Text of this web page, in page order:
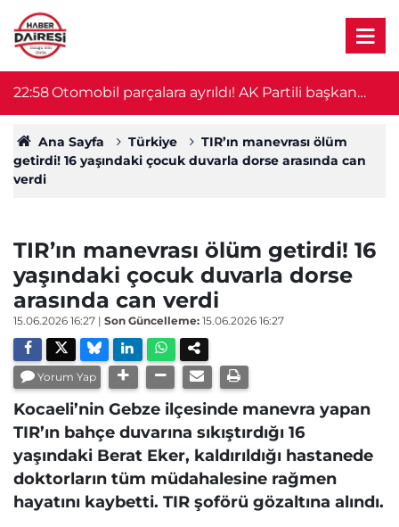
22:58Otomobil parçalara ayrıldı! AK Partili başkan
hayatını kaybetti
Ana Sayfa Türkiye
TIR’ın manevrası ölüm
getirdi! 16 yaşındaki çocuk duvarla dorse arasında can
verdi
TIR’ın manevrası ölüm getirdi! 16
yaşındaki çocuk duvarla dorse
arasında can verdi
15.06.2026 16:27 | Son Güncelleme: 15.06.2026 16:27
Yorum Yap
Kocaeli’nin Gebze ilçesinde manevra yapan
TIR’ın bahçe duvarına sıkıştırdığı 16
yaşındaki Berat Eker, kaldırıldığı hastanede
doktorların tüm müdahalesine rağmen
hayatını kaybetti. TIR şoförü gözaltına alındı.